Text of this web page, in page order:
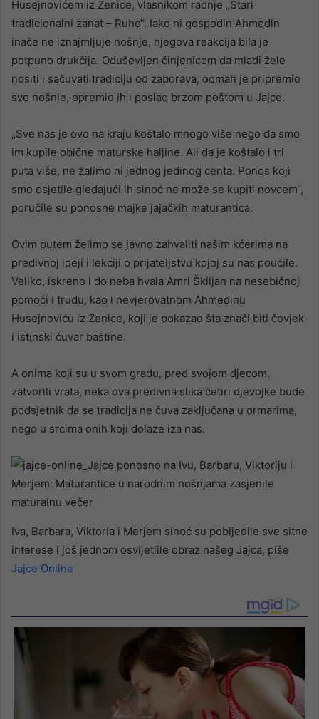
Husejnovićem iz Zenice, vlasnikom radnje „Stari
tradicionalni zanat – Ruho“. Iako ni gospodin Ahmedin
inače ne iznajmljuje nošnje, njegova reakcija bila je
potpuno drukčija. Oduševljen činjenicom da mladi žele
nositi i sačuvati tradiciju od zaborava, odmah je pripremio
sve nošnje, opremio ih i poslao brzom poštom u Jajce.
„Sve nas je ovo na kraju koštalo mnogo više nego da smo
im kupile obične maturske haljine. Ali da je koštalo i tri
puta više, ne žalimo ni jednog jedinog centa. Ponos koji
smo osjetile gledajući ih sinoć ne može se kupiti novcem“,
poručile su ponosne majke jajačkih maturantica.
Ovim putem želimo se javno zahvaliti našim kćerima na
predivnoj ideji i lekciji o prijateljstvu kojoj su nas poučile.
Veliko, iskreno i do neba hvala Amri Škiljan na nesebičnoj
pomoći i trudu, kao i nevjerovatnom Ahmedinu
Husejnoviću iz Zenice, koji je pokazao šta znači biti čovjek
i istinski čuvar baštine.
A onima koji su u svom gradu, pred svojom djecom,
zatvorili vrata, neka ova predivna slika četiri djevojke bude
podsjetnik da se tradicija ne čuva zaključana u ormarima,
nego u srcima onih koji dolaze iza nas.
Iva, Barbara, Viktoria i Merjem sinoć su pobijedile sve sitne
interese i još jednom osvijetlile obraz našeg Jajca, piše
Jajce Online